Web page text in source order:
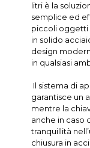
litri è la
semplice ed
piccoli oggetti
in solido
design
in qualsiasi
Il sistema di
garantisce un
mentre la
anche in caso
tranquillità
chiusura in